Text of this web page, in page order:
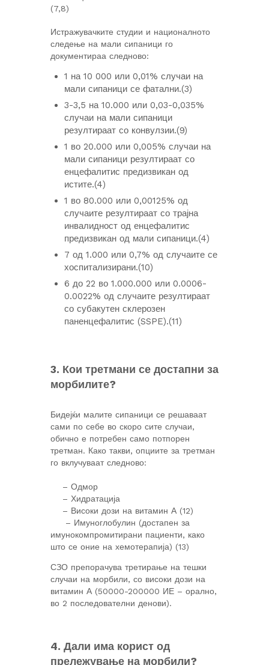
(7,8)
Истражувачките студии и националното
следење на мали сипаници го
документираа следново:
1 на 10 000 или 0,01% случаи на
мали сипаници се фатални.(3)
3-3,5 на 10.000 или 0,03-0,035%
случаи на мали сипаници
резултираат со конвулзии.(9)
1 во 20.000 или 0,005% случаи на
мали сипаници резултираат со
енцефалитис предизвикан од
истите.(4)
1 во 80.000 или 0,00125% од
случаите резултираат со трајна
инвалидност од енцефалитис
предизвикан од мали сипаници.(4)
7 од 1.000 или 0,7% од случаите се
хоспитализирани.(10)
6 до 22 во 1.000.000 или 0.0006-
0.0022% од случаите резултираат
со субакутен склерозен
паненцефалитис (SSPE).(11)
3. Кои третмани се достапни за
морбилите?
Бидејќи малите сипаници се решаваат
сами по себе во скоро сите случаи,
обично е потребен само потпорен
третман. Како такви, опциите за третман
го вклучуваат следново:
– Одмор
– Хидратација
– Високи дози на витамин А (12)
– Имуноглобулин (достапен за
имунокомпромитирани пациенти, како
што се оние на хемотерапија) (13)
СЗО препорачува третирање на тешки
случаи на морбили, со високи дози на
витамин А (50000-200000 ИЕ – орално,
во 2 последователни денови).
4. Дали има корист од
прележување на морбили?